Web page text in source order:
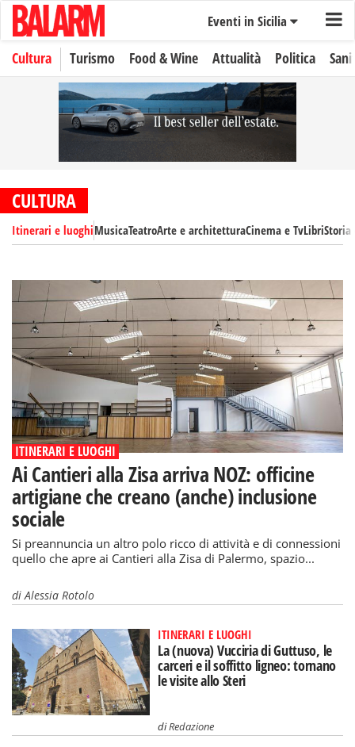
Eventi in Sicilia
Cultura Turismo Food & Wine Attualità Politica
CULTURA
Itinerari e luoghiMusicaTeatroArte e architetturaCinema e TvLibri
ITINERARI E LUOGHI
Ai Cantieri alla Zisa arriva NOZ: officine
artigiane che creano (anche) inclusione
sociale
Si preannuncia un altro polo ricco di attività e di connessioni
quello che apre ai Cantieri alla Zisa di Palermo, spazio...
diAlessia Rotolo
ITINERARI E LUOGHI
La (nuova) Vucciria di Guttuso, le
carceri e il soffitto ligneo: tornano
le visite allo Steri
diRedazione